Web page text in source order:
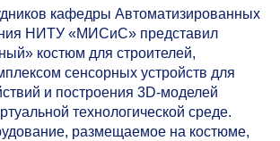
кафедры Автоматизированных
НИТУ «МИСиС» представил
костюм для строителей,
сенсорных устройств для
и построения 3D-моделей
технологической среде.
размещаемое на костюме,